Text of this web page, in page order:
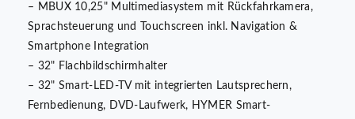
– MBUX 10,25" Multimediasystem mit Rückfahrkamera,
Sprachsteuerung und Touchscreen inkl. Navigation &
Smartphone Integration
– 32" Flachbildschirmhalter
– 32" Smart-LED-TV mit integrierten Lautsprechern,
Fernbedienung, DVD-Laufwerk, HYMER Smart-